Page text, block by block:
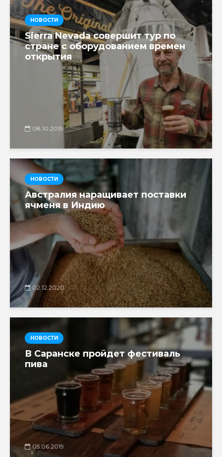
НОВОСТИ
Sierra Nevada совершит тур по
стране с оборудованием времен
открытия
08.10.2019
НОВОСТИ
Австралия наращивает поставки
ячменя в Индию
02.12.2020
НОВОСТИ
В Саранске пройдет фестиваль
пива
05.06.2019